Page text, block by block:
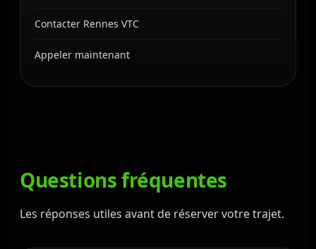
Contacter Rennes VTC
Appeler maintenant
Questions fréquentes
Les réponses utiles avant de réserver votre trajet.